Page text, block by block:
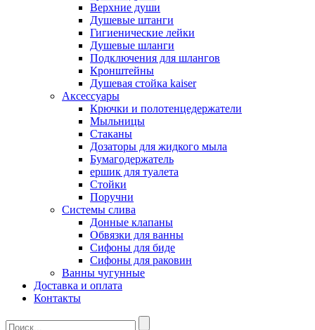
Верхние души
Душевые штанги
Гигиенические лейки
Душевые шланги
Подключения для шлангов
Кронштейны
Душевая стойка kaiser
Аксессуары
Крючки и полотенцедержатели
Мыльницы
Стаканы
Дозаторы для жидкого мыла
Бумагодержатель
ершик для туалета
Стойки
Поручни
Системы слива
Донные клапаны
Обвязки для ванны
Сифоны для биде
Сифоны для раковин
Ванны чугунные
Доставка и оплата
Контакты